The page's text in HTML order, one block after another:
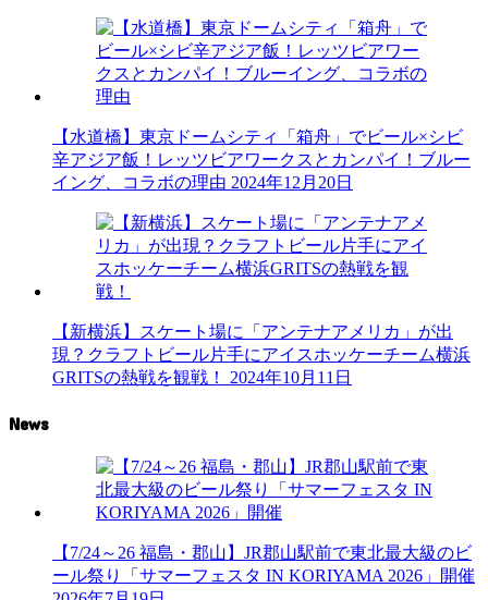
【水道橋】東京ドームシティ「箱舟」でビール×シビ
辛アジア飯！レッツビアワークスとカンパイ！ブルー
イング、コラボの理由 2024年12月20日
【新横浜】スケート場に「アンテナアメリカ」が出
現？クラフトビール片手にアイスホッケーチーム横浜
GRITSの熱戦を観戦！
2024年10月11日
News
【7/24～26 福島・郡山】JR郡山駅前で東北最大級のビ
ール祭り「サマーフェスタ IN KORIYAMA 2026」開催